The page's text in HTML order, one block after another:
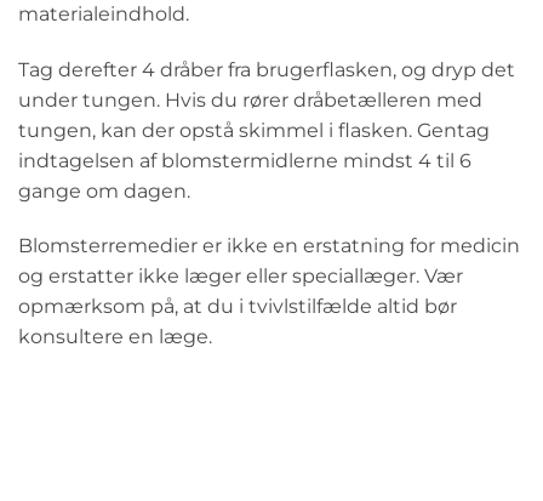
materialeindhold.
Tag derefter 4 dråber fra brugerflasken, og dryp det
under tungen. Hvis du rører dråbetælleren med
tungen, kan der opstå skimmel i flasken. Gentag
indtagelsen af blomstermidlerne mindst 4 til 6
gange om dagen.
Blomsterremedier er ikke en erstatning for medicin
og erstatter ikke læger eller speciallæger. Vær
opmærksom på, at du i tvivlstilfælde altid bør
konsultere en læge.